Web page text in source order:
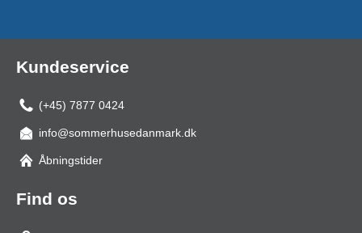
Kundeservice
(+45) 7877 0424
info@sommerhusedanmark.dk
Åbningstider
Find os